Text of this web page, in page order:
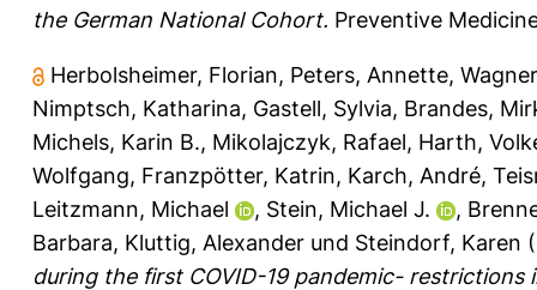
the German National Cohort. Preventive
Herbolsheimer, Florian, Peters, Annette,
Nimptsch, Katharina, Gastell, Sylvia, Brandes,
Michels, Karin B., Mikolajczyk, Rafael, Harth,
Wolfgang, Franzpötter, Katrin, Karch, André,
Leitzmann, Michael
, Stein, Michael J. ,
Barbara, Kluttig, Alexander und Steindorf, Karen
during the first COVID-19 pandemic- restrictions